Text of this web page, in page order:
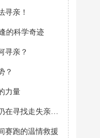
寻亲！
的科学奇迹
寻亲？
？
力量
走失亲人中的你
赛跑的温情救援